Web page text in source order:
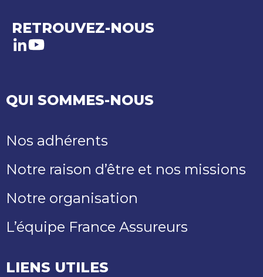
RETROUVEZ-NOUS
LinkedIn
Youtube
QUI SOMMES-NOUS
Nos adhérents
Notre raison d’être et nos missions
Notre organisation
L’équipe France Assureurs
LIENS UTILES